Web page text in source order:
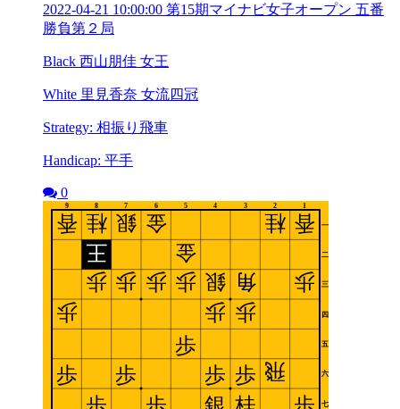
2022-04-21 10:00:00 第15期マイナビ女子オープン 五番
勝負第２局
Black 西山朋佳 女王
White 里見香奈 女流四冠
Strategy: 相振り飛車
Handicap: 平手
0